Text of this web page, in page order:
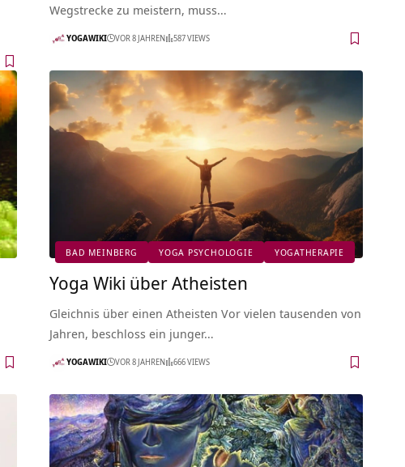
Wegstrecke zu meistern, muss…
YOGAWIKI VOR 8 JAHREN 587 VIEWS
BAD MEINBERG YOGA PSYCHOLOGIE YOGATHERAPIE
Yoga Wiki über Atheisten
Gleichnis über einen Atheisten Vor vielen tausenden von
Jahren, beschloss ein junger…
YOGAWIKI VOR 8 JAHREN 666 VIEWS